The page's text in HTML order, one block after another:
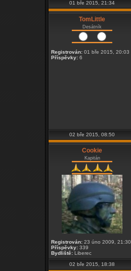
01 bře 2015, 21:34
TomLittle
Desátník
Registrován: 01 bře 2015, 20:03
Příspěvky: 6
02 bře 2015, 08:50
Cookie
Kapitán
Registrován: 23 úno 2009, 21:30
Příspěvky: 339
Bydliště: Liberec
02 bře 2015, 18:38